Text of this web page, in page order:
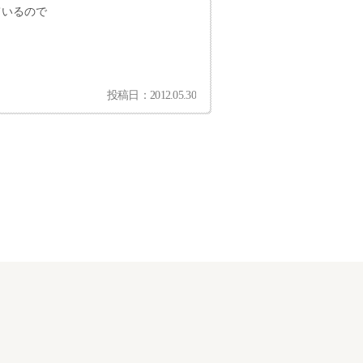
るので
投稿日：2012.05.30